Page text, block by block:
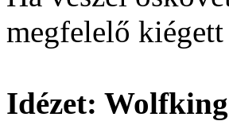
megfelelő
Idézet: